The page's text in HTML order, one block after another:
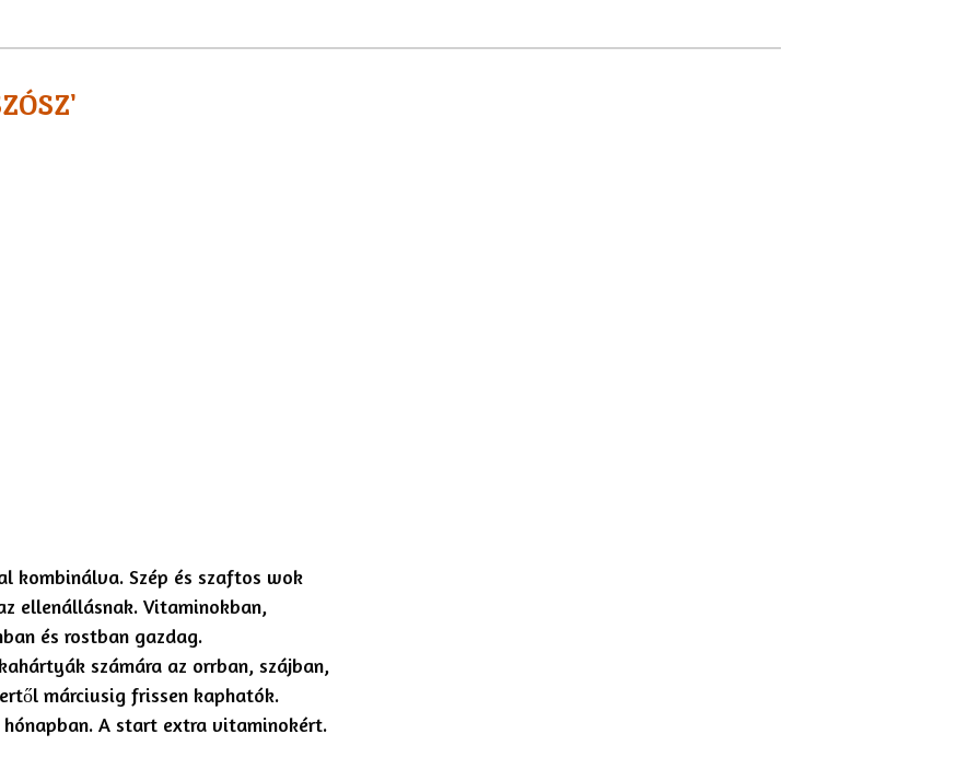
kombinálva. Szép és szaftos wok
ellenállásnak. Vitaminokban,
és rostban gazdag.
számára az orrban, szájban,
márciusig frissen kaphatók.
A start extra vitaminokért.